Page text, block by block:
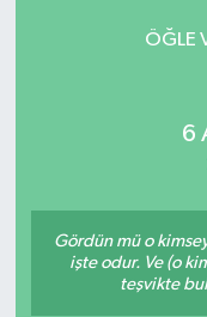
ÖĞLE
6
Gördün mü o
işte odur. Ve (o
teşvikte